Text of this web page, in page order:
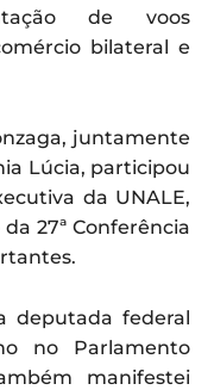
de voos
bilateral e
juntamente
Lúcia, participou
da UNALE,
27ª Conferência
deputada federal
no Parlamento
manifestei